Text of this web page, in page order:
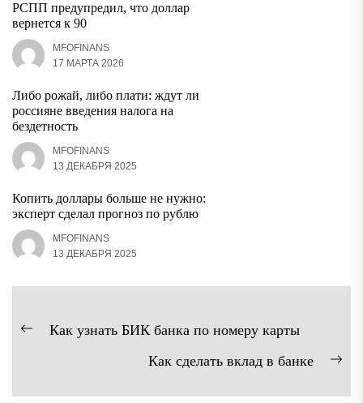
РСПП предупредил, что доллар
вернется к 90
MFOFINANS
17 МАРТА 2026
Либо рожай, либо плати: ждут ли
россияне введения налога на
бездетность
MFOFINANS
13 ДЕКАБРЯ 2025
Копить доллары больше не нужно:
эксперт сделал прогноз по рублю
MFOFINANS
13 ДЕКАБРЯ 2025
Навигация
Предыдущая
Как узнать БИК банка по номеру карты
Как сделать вклад в банке